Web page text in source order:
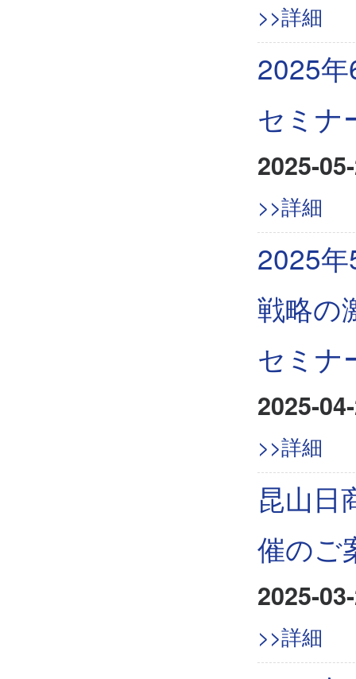
>>詳細
2025
セミナ
2025-
>>詳細
2025
戦略の
セミナ
2025-
>>詳細
昆山日
催のご
2025-
>>詳細